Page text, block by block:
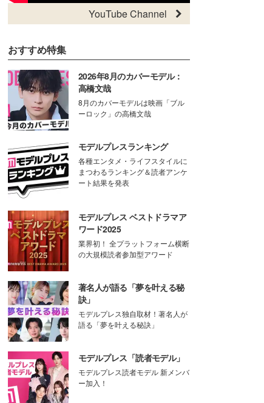
YouTube Channel
おすすめ特集
2026年8月のカバーモデル：
高橋文哉
8月のカバーモデルは映画「ブル
ーロック」の高橋文哉
モデルプレスランキング
各種エンタメ・ライフスタイルに
まつわるランキング＆読者アンケ
ート結果を発表
モデルプレス ベストドラマア
ワード2025
業界初！ 全プラットフォーム横断
の大規模読者参加型アワード
著名人が語る「夢を叶える秘
訣」
モデルプレス独自取材！著名人が
語る「夢を叶える秘訣」
モデルプレス「読者モデル」
モデルプレス読者モデル 新メンバ
ー加入！